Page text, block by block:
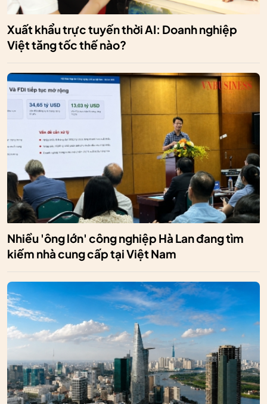
Xuất khẩu trực tuyến thời AI: Doanh nghiệp
Việt tăng tốc thế nào?
Nhiều 'ông lớn' công nghiệp Hà Lan đang tìm
kiếm nhà cung cấp tại Việt Nam